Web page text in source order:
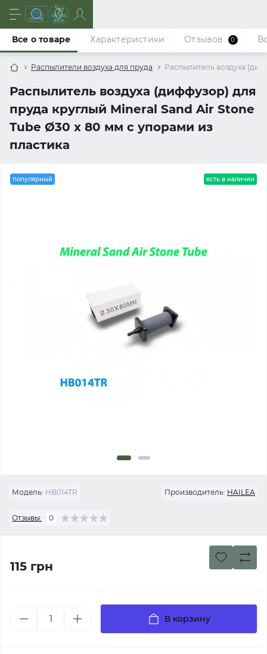
Распылители воздуха для пруда Распылитель воздуха
Распылитель воздуха (диффузор) для
пруда круглый Mineral Sand Air Stone
Tube Ø30 х 80 мм с упорами из
пластика
Все о товаре Характеристики Отзывов 0
популярный есть в наличии
Модель: HB014TR Производитель: HAILEA
Отзывы: 0
115 грн
В корзину